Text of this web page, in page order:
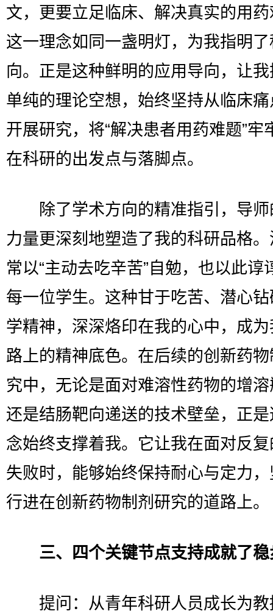
文，更要立足临床、解决真实的用
这一理念如同一盏明灯，为我指明
向。正是这种鲜明的应用导向，让
单纯的理论空想，始终坚持从临床
开展研究，将“解决患者用药难题”牢
在科研的出发点与落脚点。
除了学术方向的精准指引，导师
力量更深刻地塑造了我的科研品格
常以“主动去吃辛苦”自勉，也以此谆
每一位学生。这种甘于吃苦、潜心
学精神，深深烙印在我的心中，成
路上的精神底色。在后续的创新药
究中，无论是面对难溶性药物的增
还是结肠靶向递送的技术壁垒，正
念始终支撑着我。它让我在面对反
失败时，能够始终保持耐心与定力
行进在创新药物制剂研究的道路上。
三、四个关键节点支持成就了
提问：从青年科研人员成长为教